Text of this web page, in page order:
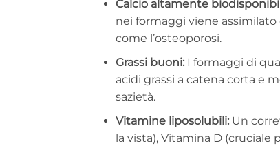
Calcio altamente
nei formaggi viene
come l’osteoporosi.
Grassi buoni:I formaggi di
acidi grassi a catena corta e
sazietà.
Vitamine liposolubili:Un
la vista), Vitamina D (cruciale